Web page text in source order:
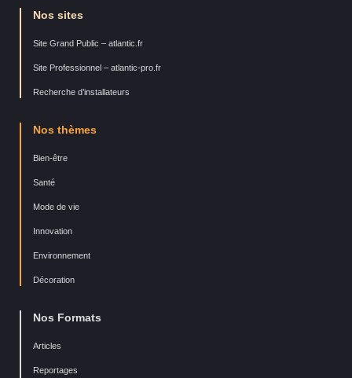
Nos sites
Site Grand Public – atlantic.fr
Site Professionnel – atlantic-pro.fr
Recherche d’installateurs
Nos thèmes
Bien-être
Santé
Mode de vie
Innovation
Environnement
Décoration
Nos Formats
Articles
Reportages